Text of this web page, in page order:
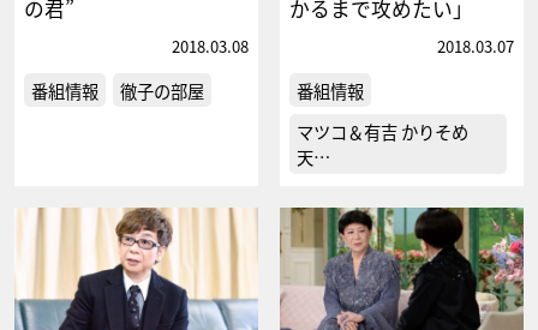
の君”
2018.03.08
番組情報 徹子の部屋
かるまで攻めたい」
2018.03.07
番組情報
マツコ＆有吉 かりそめ
天…